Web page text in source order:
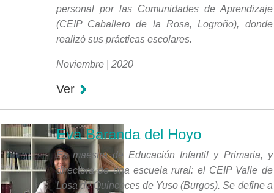
personal por las Comunidades de Aprendizaje
(CEIP Caballero de la Rosa, Logroño), donde
realizó sus prácticas escolares.
Noviembre | 2020
Ver
Eva Baranda del Hoyo
Es maestra de Educación Infantil y Primaria, y
directora de una escuela rural: el CEIP Valle de
Losa de Quincoces de Yuso (Burgos). Se define a